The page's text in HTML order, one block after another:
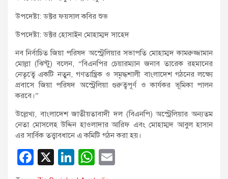
উপদেষ্টা: ডক্টর ফয়সাল কবির শুভ
উপদেষ্টা: ডক্টর হোসাইন মোহাম্মদ সাহেদ
নব নির্বাচিত জিয়া পরিষদ অস্ট্রেলিয়ার সভাপতি মোহাম্মদ কামরুজ্জামান
মোল্লা (ঝিন্টু) বলেন, “বিএনপির চেয়ারম্যান জনাব তারেক রহমানের
নেতৃত্বে একটি নতুন, গণতান্ত্রিক ও সমৃদ্ধশালী বাংলাদেশ গঠনের লক্ষ্যে
প্রবাসে জিয়া পরিষদ অস্ট্রেলিয়া গুরুত্বপূর্ণ ও কার্যকর ভূমিকা পালন
করবে।”
উল্লেখ্য, বাংলাদেশ জাতীয়তাবাদী দল (বিএনপি) অস্ট্রেলিয়ার অন্যতম
নেতা মোসলেহ উদ্দিন হাওলাদার আরিফ এবং মোহাম্মদ আবুল হাসান
এর সার্বিক তত্ত্বাবধানে এ কমিটি গঠন করা হয়।
F
a
X
Li
n
W
h